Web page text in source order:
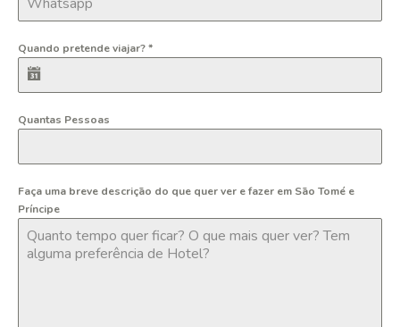
Quando pretende viajar?*
Quantas Pessoas
Faça uma breve descrição do que quer ver e fazer em São Tomé e
Príncipe